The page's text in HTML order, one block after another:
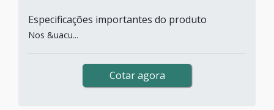
Especificações importantes do produto
Nos &uacu...
Cotar agora